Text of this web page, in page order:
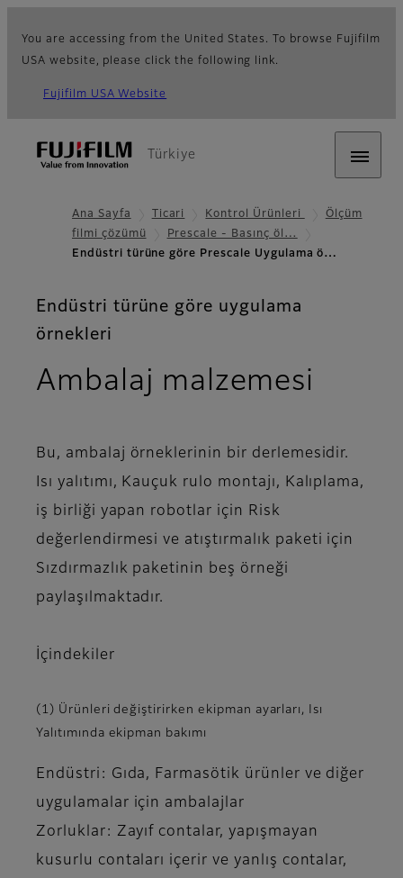
You are accessing from the United States. To browse Fujifilm
USA website, please click the following link.
Fujifilm USA Website
Türkiye
Ana Sayfa Ticari Kontrol Ürünleri
Ölçüm
filmi çözümü
Prescale - Basınç öl…
Endüstri türüne göre Prescale Uygulama ö…
Endüstri türüne göre uygulama
örnekleri
Ambalaj malzemesi
Bu, ambalaj örneklerinin bir derlemesidir.
Isı yalıtımı, Kauçuk rulo montajı, Kalıplama,
iş birliği yapan robotlar için Risk
değerlendirmesi ve atıştırmalık paketi için
Sızdırmazlık paketinin beş örneği
paylaşılmaktadır.
İçindekiler
(1) Ürünleri değiştirirken ekipman ayarları, Isı
Yalıtımında ekipman bakımı
Endüstri: Gıda, Farmasötik ürünler ve diğer
uygulamalar için ambalajlar
Zorluklar: Zayıf contalar, yapışmayan
kusurlu contaları içerir ve yanlış contalar,